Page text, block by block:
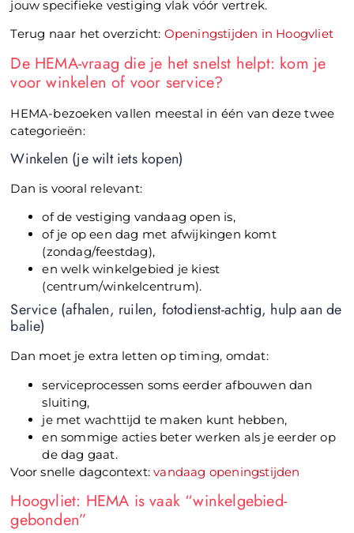
jouw specifieke vestiging vlak vóór vertrek.
Terug naar het overzicht: Openingstijden in Hoogvliet
De HEMA-vraag die je het snelst helpt: kom je
voor winkelen of voor service?
HEMA-bezoeken vallen meestal in één van deze twee
categorieën:
Winkelen (je wilt iets kopen)
Dan is vooral relevant:
of de vestiging vandaag open is,
of je op een dag met afwijkingen komt
(zondag/feestdag),
en welk winkelgebied je kiest
(centrum/winkelcentrum).
Service (afhalen, ruilen, fotodienst-achtig, hulp aan de
balie)
Dan moet je extra letten op timing, omdat:
serviceprocessen soms eerder afbouwen dan
sluiting,
je met wachttijd te maken kunt hebben,
en sommige acties beter werken als je eerder op
de dag gaat.
Voor snelle dagcontext:vandaag openingstijden
Hoogvliet: HEMA is vaak “winkelgebied-
gebonden”